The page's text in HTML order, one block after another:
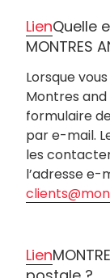
LienQuelle
MONTRES
Lorsque
Montres and
formulaire
par e-mail.
les
l’adresse e-
Lien